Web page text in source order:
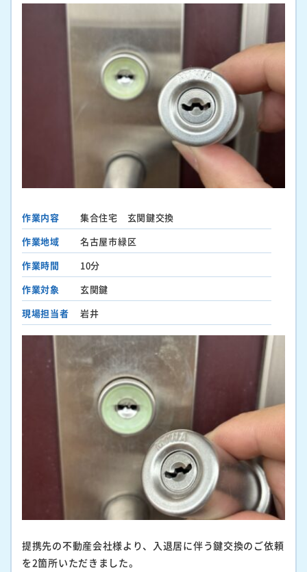
作業内容
集合住宅 玄関鍵交換
作業地域
名古屋市緑区
作業時間
10分
作業対象
玄関鍵
現場担当者
岩井
提携先の不動産会社様より、入退居に伴う鍵交換のご依頼
を2箇所いただきました。